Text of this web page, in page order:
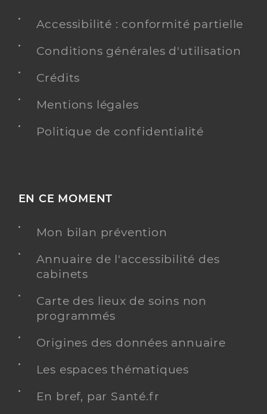
Accessibilité : conformité partielle
Conditions générales d'utilisation
Crédits
Mentions légales
Politique de confidentialité
EN CE MOMENT
Mon bilan prévention
Annuaire de l'accessibilité des
cabinets
Carte des lieux de soins non
programmés
Origines des données annuaire
Les espaces thématiques
En bref, par Santé.fr